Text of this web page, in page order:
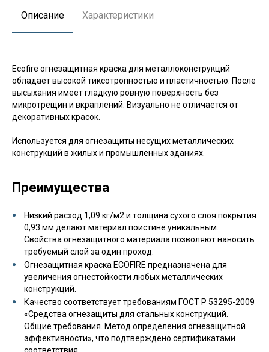
Описание Характеристики
Ecofire огнезащитная краска для металлоконструкций
обладает высокой тиксотропностью и пластичностью. После
высыхания имеет гладкую ровную поверхность без
микротрещин и вкраплений. Визуально не отличается от
декоративных красок.
Используется для огнезащиты несущих металлических
конструкций в жилых и промышленных зданиях.
Преимущества
Низкий расход 1,09 кг/м2 и толщина сухого слоя покрытия
0,93 мм делают материал поистине уникальным.
Свойства огнезащитного материала позволяют наносить
требуемый слой за один проход.
Огнезащитная краска ECOFIRE предназначена для
увеличения огнестойкости любых металлических
конструкций.
Качество соответствует требованиям ГОСТ Р 53295-2009
«Средства огнезащиты для стальных конструкций.
Общие требования. Метод определения огнезащитной
эффективности», что подтверждено сертификатами